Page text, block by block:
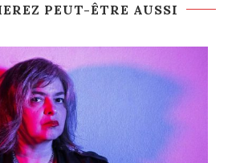
PEUT-ÊTRE AUSSI